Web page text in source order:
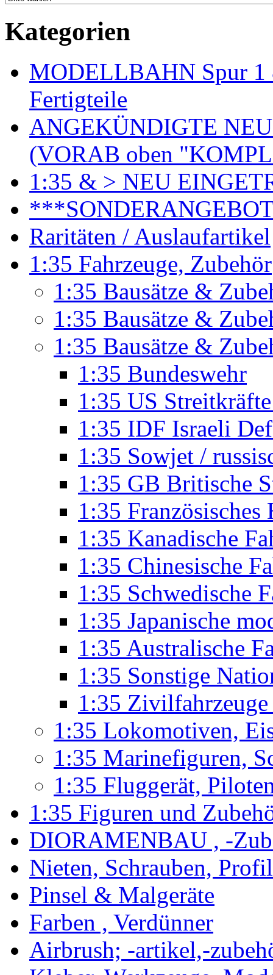
Kategorien
MODELLBAHN Spur 1
Fertigteile
ANGEKÜNDIGTE
(VORAB oben
1:35 & > NEU
Raritäten / Auslaufartikel
1:35 Fahrzeuge, Zubehör
1:35 Bausätze &
1:35 Bausätze &
1:35 Bausätze &
1:35 Bundeswehr
1:35 US
1:35 IDF Israeli
1:35 Sowjet /
1:35 GB Britische
1:35 Französisches
1:35 Kanadische
1:35 Chinesische
1:35 Schwedische
1:35 Japanische
1:35 Australische
1:35 Sonstige
1:35
1:35 Lokomotiven,
1:35 Marinefiguren,
1:35 Fluggerät,
1:35 Figuren und
DIORAMENBAU , -
Nieten, Schrauben,
Pinsel & Malgeräte
Farben , Verdünner
Airbrush; -artikel,-